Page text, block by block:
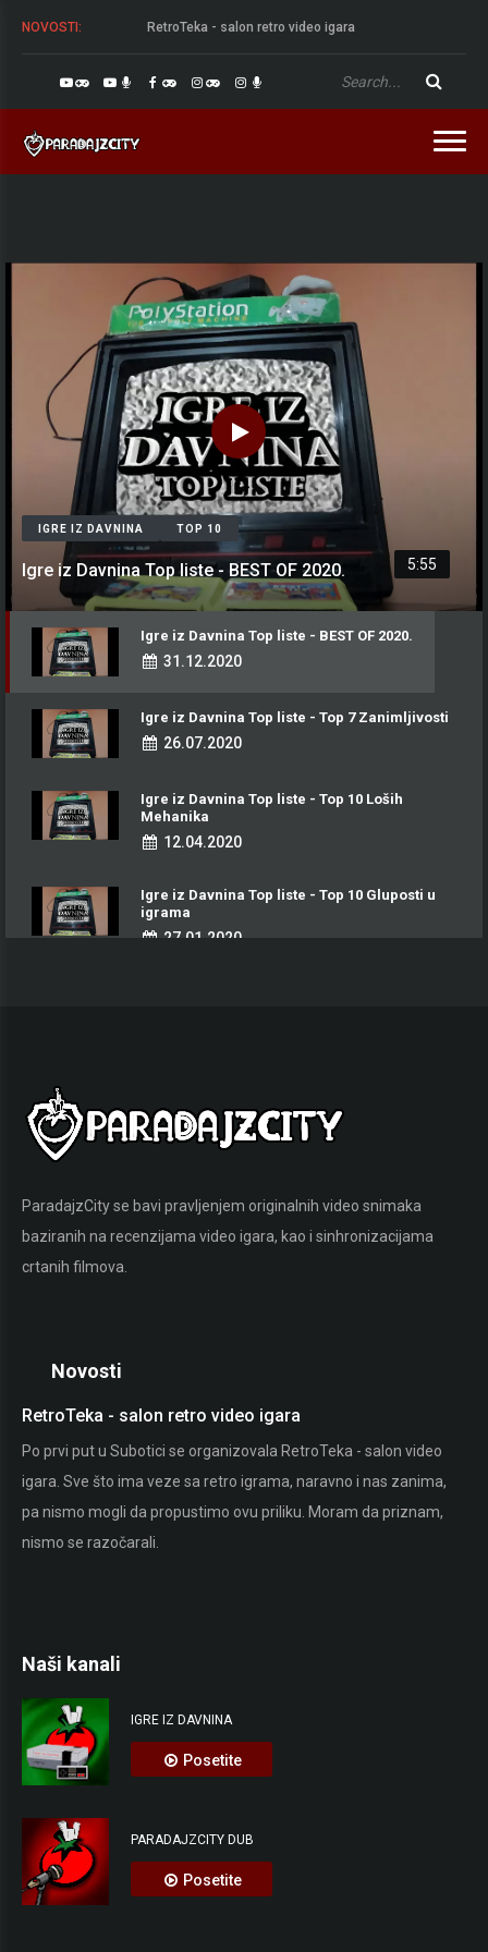
NOVOSTI: RetroTeka - salon retro video igara
IGRE IZ DAVNINA TOP 10
Igre iz Davnina Top liste - BEST OF 2020. 5:55
Igre iz Davnina Top liste - BEST OF 2020.
31.12.2020
Igre iz Davnina Top liste - Top 7 Zanimljivosti
26.07.2020
Igre iz Davnina Top liste - Top 10 Loših
Mehanika
12.04.2020
Igre iz Davnina Top liste - Top 10 Gluposti u
igrama
27.01.2020
ParadajzCity se bavi pravljenjem originalnih video snimaka
baziranih na recenzijama video igara, kao i sinhronizacijama
crtanih filmova.
Novosti
RetroTeka - salon retro video igara
Po prvi put u Subotici se organizovala RetroTeka - salon video
igara. Sve što ima veze sa retro igrama, naravno i nas zanima,
pa nismo mogli da propustimo ovu priliku. Moram da priznam,
nismo se razočarali.
Naši kanali
IGRE IZ DAVNINA
Posetite
PARADAJZCITY DUB
Posetite